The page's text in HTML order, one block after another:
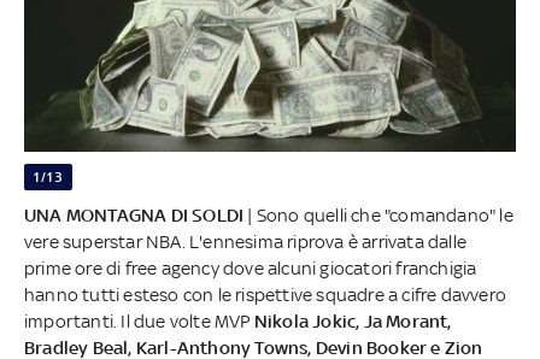
1/13
UNA MONTAGNA DI SOLDI | Sono quelli che "comandano" le
vere superstar NBA. L'ennesima riprova è arrivata dalle
prime ore di free agency dove alcuni giocatori franchigia
hanno tutti esteso con le rispettive squadre a cifre davvero
importanti. Il due volte MVP Nikola Jokic, Ja Morant,
Bradley Beal, Karl-Anthony Towns, Devin Booker e Zion